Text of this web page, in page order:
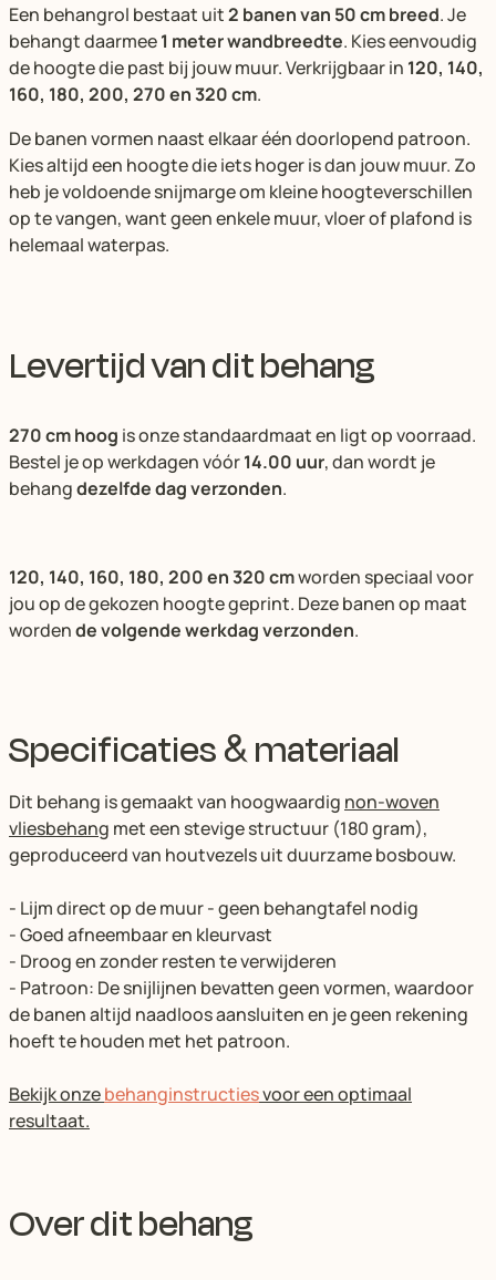
Een behangrol bestaat uit2 banen van 50 cm breed. Je
behangt daarmee1 meter wandbreedte. Kies eenvoudig
de hoogte die past bij jouw muur. Verkrijgbaar in 120, 140,
160, 180, 200, 270 en 320 cm.
De banen vormen naast elkaar één doorlopend patroon.
Kies altijd een hoogte die iets hoger is dan jouw muur. Zo
heb je voldoende snijmarge om kleine hoogteverschillen
op te vangen, want geen enkele muur, vloer of plafond is
helemaal waterpas.
Levertijd van dit behang
270 cm hoog is onze standaardmaat en ligt op voorraad.
Bestel je op werkdagen vóór14.00 uur, dan wordt je
behangdezelfde dag verzonden.
120, 140, 160, 180, 200 en 320 cmworden speciaal voor
jou op de gekozen hoogte geprint. Deze banen op maat
wordende volgende werkdag verzonden.
Specificaties & materiaal
Dit behang is gemaakt van hoogwaardig non-woven
vliesbehang met een stevige structuur (180 gram),
geproduceerd van houtvezels uit duurzame bosbouw.
- Lijm direct op de muur - geen behangtafel nodig
- Goed afneembaar en kleurvast
- Droog en zonder resten te verwijderen
- Patroon: De snijlijnen bevatten geen vormen, waardoor
de banen altijd naadloos aansluiten en je geen rekening
hoeft te houden met het patroon.
Bekijk onzebehanginstructiesvoor een optimaal
resultaat.
Over dit behang